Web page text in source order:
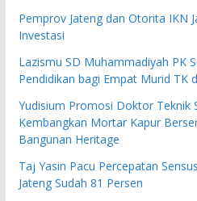
Pemprov Jateng dan Otorita IKN
Investasi
Lazismu SD Muhammadiyah PK
Pendidikan bagi Empat Murid TK
Yudisium Promosi Doktor Teknik
Kembangkan Mortar Kapur
Bangunan Heritage
Taj Yasin Pacu Percepatan
Jateng Sudah 81 Persen